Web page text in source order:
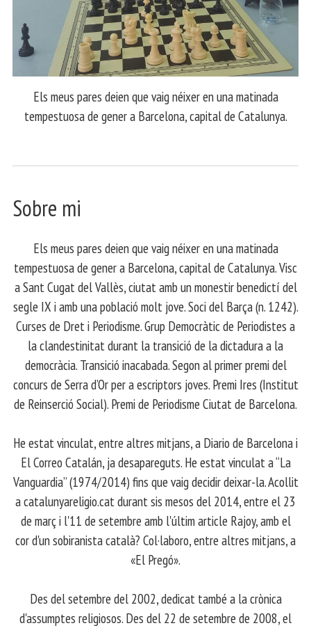
Els meus pares deien que vaig néixer en una matinada
tempestuosa de gener a Barcelona, capital de Catalunya.
Sobre mi
Els meus pares deien que vaig néixer en una matinada
tempestuosa de gener a Barcelona, capital de Catalunya. Visc
a Sant Cugat del Vallès, ciutat amb un monestir benedictí del
segle IX i amb una població molt jove. Soci del Barça (n. 1242).
Curses de Dret i Periodisme. Grup Democràtic de Periodistes a
la clandestinitat durant la transició de la dictadura a la
democràcia. Transició inacabada. Segon al primer premi del
concurs de Serra d’Or per a escriptors joves. Premi Ires (Institut
de Reinserció Social). Premi de Periodisme Ciutat de Barcelona.
​ He estat vinculat, entre altres mitjans, a Diario de Barcelona i
El Correo Catalán, ja desapareguts. He estat vinculat a “La
Vanguardia” (1974/2014) fins que vaig decidir deixar-la. Acollit
a catalunyareligio.cat durant sis mesos del 2014, entre el 23
de març i l'11 de setembre amb l'últim article Rajoy, amb el
cor d'un sobiranista català? Col·laboro, entre altres mitjans, a
«El Pregó».
​ Des del setembre del 2002, dedicat també a la crònica
d'assumptes religiosos. Des del 22 de setembre de 2008, el